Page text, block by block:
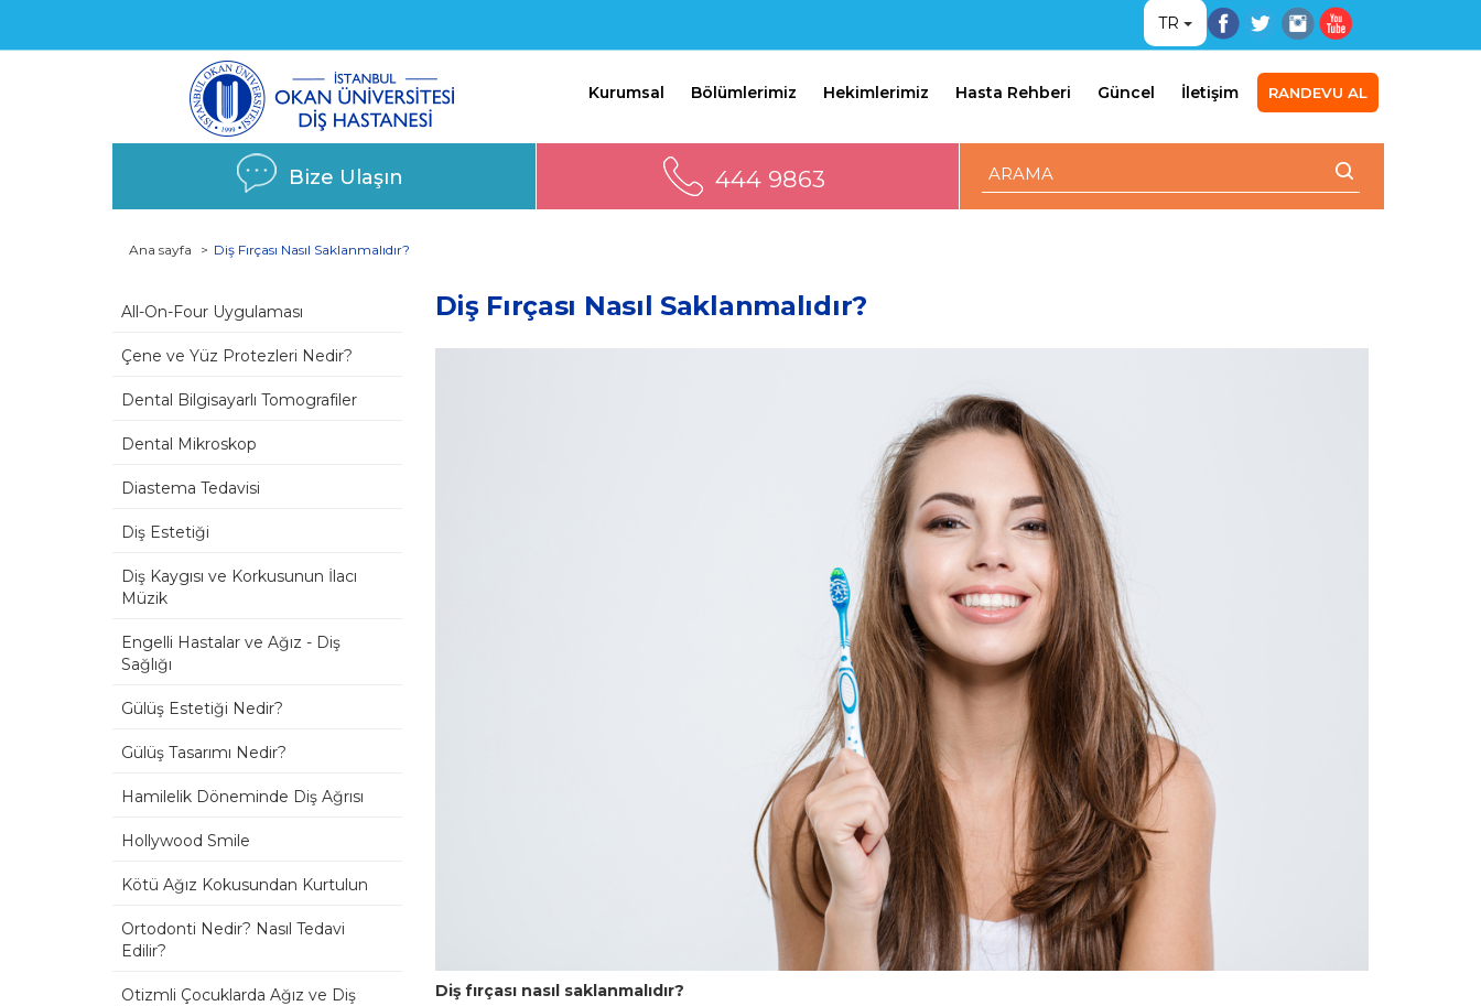
TR
Kurumsal Bölümlerimiz Hekimlerimiz Hasta Rehberi Güncel İletişim RANDEVU AL
Bize Ulaşın 444 9863
Ana sayfa Diş Fırçası Nasıl Saklanmalıdır?
All-On-Four Uygulaması
Çene ve Yüz Protezleri Nedir?
Dental Bilgisayarlı Tomografiler
Dental Mikroskop
Diastema Tedavisi
Diş Estetiği
Diş Kaygısı ve Korkusunun İlacı
Müzik
Engelli Hastalar ve Ağız - Diş
Sağlığı
Gülüş Estetiği Nedir?
Gülüş Tasarımı Nedir?
Hamilelik Döneminde Diş Ağrısı
Hollywood Smile
Kötü Ağız Kokusundan Kurtulun
Ortodonti Nedir? Nasıl Tedavi
Edilir?
Otizmli Çocuklarda Ağız ve Diş
Diş Fırçası Nasıl Saklanmalıdır?
Diş fırçası nasıl saklanmalıdır?